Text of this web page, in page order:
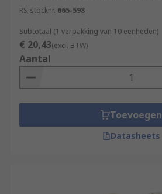
RS-stocknr. 665-598
Subtotaal (1 verpakking van 10 eenheden)
€ 20,43(excl. BTW)
Aantal
Toevoegen
Datasheets